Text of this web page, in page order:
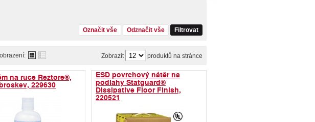
Označit vše
Odznačit vše Filtrovat
Zobrazit produktů na stránce
na ruce Reztore®,
229630
ESD povrchový nátěr na
podlahy Statguard®
Dissipative Floor Finish,
220521